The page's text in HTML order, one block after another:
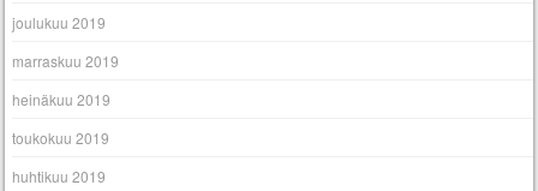
joulukuu 2019
marraskuu 2019
heinäkuu 2019
toukokuu 2019
huhtikuu 2019